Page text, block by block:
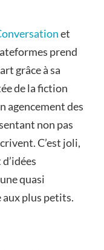
et
prend
grâce à sa
de la fiction
agencement des
non pas
C’est joli,
quasi
aux plus petits.